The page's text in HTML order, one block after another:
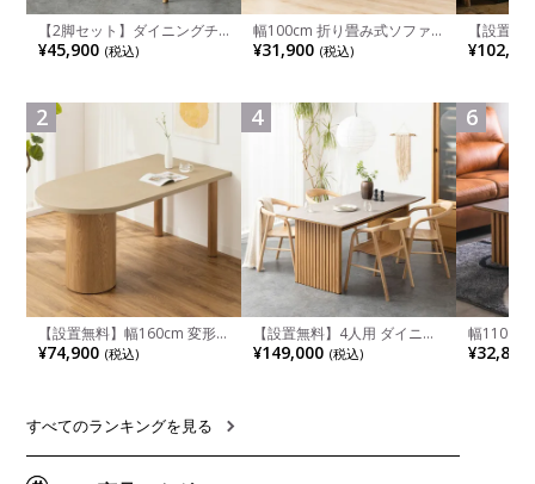
【2脚セット】ダイニングチ
ェア 木製 LUGA 肘付き チェ
ア 天然木 リビング椅子 板座
ュラル ブラウン 完成品
¥45,900 (税込)
2
【設置無料】幅160cm 変形
半円 ダイニングテーブル モ
ルタル風 LENAS コンクリー
リア風 グレージュ
¥74,900 (税込)
幅100cm 折り畳み式ソファ
ベッド コンパクト リクライ
ニング カウチスタイル 省ス
¥31,900 (税込)
4
【設置無料】4人用 ダイニン
グテーブルセット 5点 LUGA
セラミックテーブル おしゃれ
¥149,000 (税込)
【設置
チンカウ
板 引き出
れ ウッデ
ル グレー
6
幅110cm
木目調 リ
付き 長方
¥32,800
すべてのランキングを見る